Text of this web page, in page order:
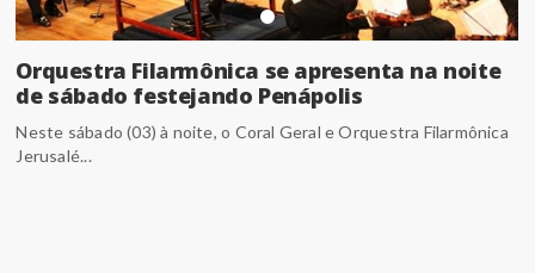
Orquestra Filarmônica se apresenta na noite
de sábado festejando Penápolis
Neste sábado (03) à noite, o Coral Geral e Orquestra Filarmônica
Jerusalé...